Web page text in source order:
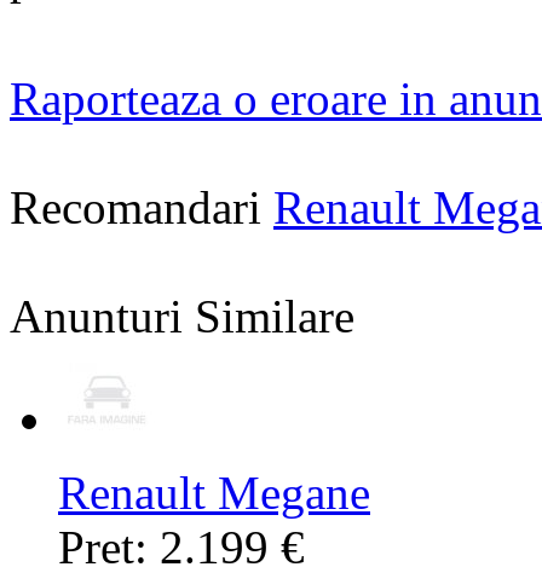
Raporteaza o eroare in
Recomandari Renault
Anunturi Similare
Renault Megane
Pret: 2.199 €